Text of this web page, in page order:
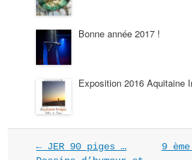
Bonne année 2017 !
Exposition 2016 Aquitaine
NAVIGATION
←JER 90 piges …
9